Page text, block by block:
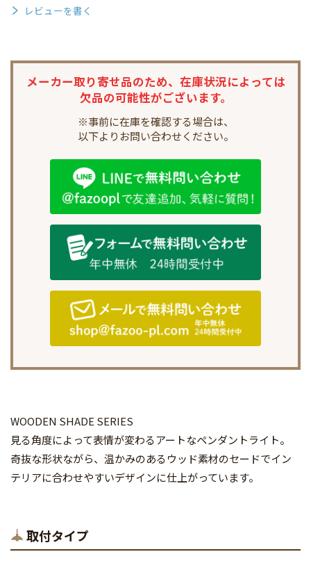
レビューを書く
メーカー取り寄せ品のため、 在庫状況によっては
欠品の可能性がございます。
※事前に在庫を確認する場合は、
以下よりお問い合わせください。
WOODEN SHADE SERIES
見る角度によって表情が変わるアートなペンダントライト。
奇抜な形状ながら、温かみのあるウッド素材のセードでイン
テリアに合わせやすいデザインに仕上がっています。
取付タイプ